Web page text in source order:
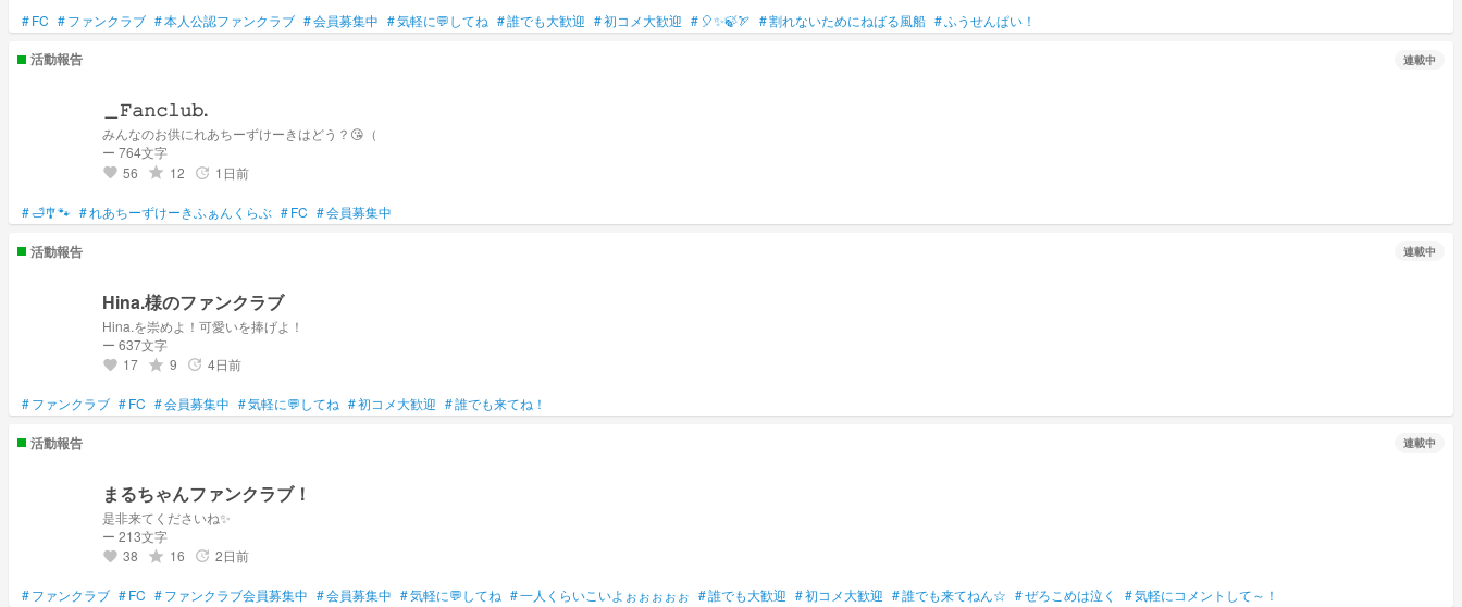
#FC #ファンクラブ #本人公認ファンクラブ #会員募集中 #気軽に💬してね #誰でも大歓迎 #初コメ大歓迎 # 🎈✨🍃🏹 #割れないためにねばる風船 #ふうせんぱい！
活動報告 連載中
＿𝙵𝚊𝚗𝚌𝚕𝚞𝚋.
みんなのお供にれあちーずけーきはどう？😘（
ー 764文字
favorite 56 grade 12 update 1日前
#🛁🎐🐾 #れあちーずけーきふぁんくらぶ #FC #会員募集中
活動報告 連載中
Hina.様のファンクラブ
Hina.を崇めよ！可愛いを捧げよ！
ー 637文字
favorite 17 grade 9 update 4日前
#ファンクラブ #FC #会員募集中 #気軽に💬してね #初コメ大歓迎 #誰でも来てね！
活動報告 連載中
まるちゃんファンクラブ！
是非来てくださいね✨
ー 213文字
favorite 38 grade 16 update 2日前
#ファンクラブ #FC #ファンクラブ会員募集中 #会員募集中 #気軽に💬してね #一人くらいこいよぉぉぉぉぉ #誰でも大歓迎 #初コメ大歓迎 #誰でも来てねん☆ #ぜろこめは泣く #気軽にコメントして～！